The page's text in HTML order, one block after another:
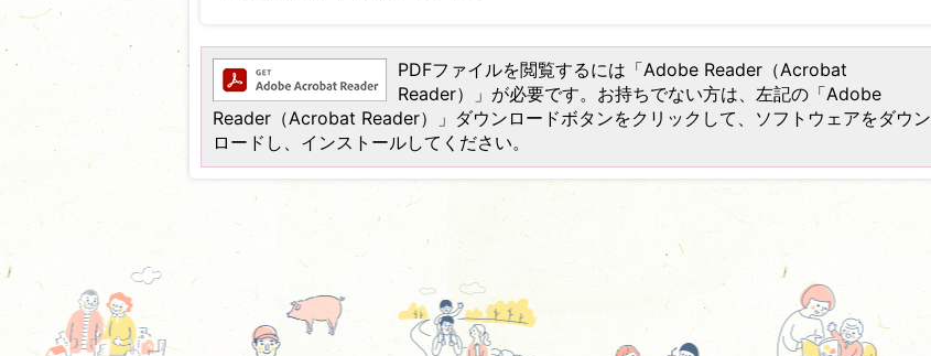
PDFファイルを閲覧するには「Adobe Reader（Acrobat
Reader）」が必要です。お持ちでない方は、左記の「Adobe
Reader（Acrobat Reader）」ダウンロードボタンをクリックして、ソフトウェアをダウン
ロードし、インストールしてください。